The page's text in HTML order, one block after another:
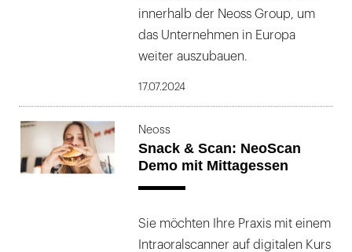
innerhalb der Neoss Group, um
das Unternehmen in Europa
weiter auszubauen.
17.07.2024
Neoss
Snack & Scan: NeoScan
Demo mit Mittagessen
Sie möchten Ihre Praxis mit einem
Intraoralscanner auf digitalen Kurs